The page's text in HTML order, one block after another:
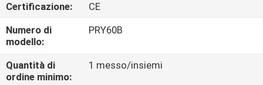
GIRO
DELLA
FABBRICA
Certificazione:
CE
Numero di
modello:
PRY60B
Quantità di
ordine minimo:
1 messo/insiemi